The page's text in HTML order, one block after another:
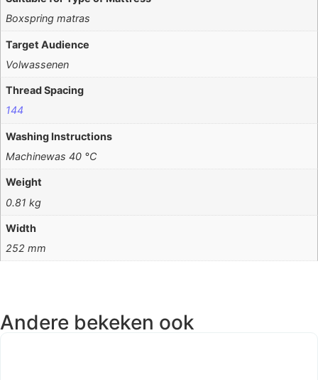
Boxspring matras
Target Audience
Volwassenen
Thread Spacing
144
Washing Instructions
Machinewas 40 °C
Weight
0.81 kg
Width
252 mm
Andere bekeken ook